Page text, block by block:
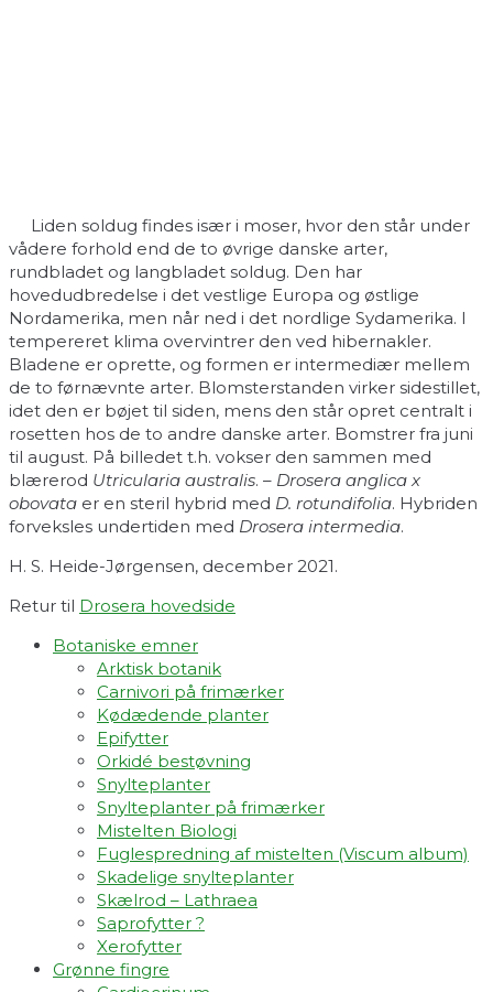
Liden soldug findes især i moser, hvor den står under
vådere forhold end de to øvrige danske arter,
rundbladet og langbladet soldug. Den har
hovedudbredelse i det vestlige Europa og østlige
Nordamerika, men når ned i det nordlige Sydamerika. I
tempereret klima overvintrer den ved hibernakler.
Bladene er oprette, og formen er intermediær mellem
de to førnævnte arter. Blomsterstanden virker sidestillet,
idet den er bøjet til siden, mens den står opret centralt i
rosetten hos de to andre danske arter. Bomstrer fra juni
til august. På billedet t.h. vokser den sammen med
blærerod Utricularia australis. – Drosera anglica x
obovata er en steril hybrid med D. rotundifolia. Hybriden
forveksles undertiden med Drosera intermedia.
H. S. Heide-Jørgensen, december 2021.
Retur til Drosera hovedside
Botaniske emner
Arktisk botanik
Carnivori på frimærker
Kødædende planter
Epifytter
Orkidé bestøvning
Snylteplanter
Snylteplanter på frimærker
Mistelten Biologi
Fuglespredning af mistelten (Viscum album)​
Skadelige snylteplanter
Skælrod – Lathraea
Saprofytter ?
Xerofytter
Grønne fingre